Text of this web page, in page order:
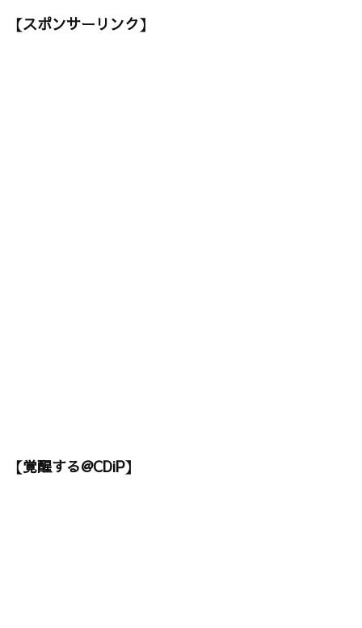
【スポンサーリンク】
【覚醒する@CDiP】